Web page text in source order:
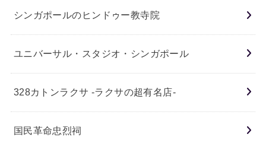
シンガポールのヒンドゥー教寺院
ユニバーサル・スタジオ・シンガポール
328カトンラクサ -ラクサの超有名店-
国民革命忠烈祠